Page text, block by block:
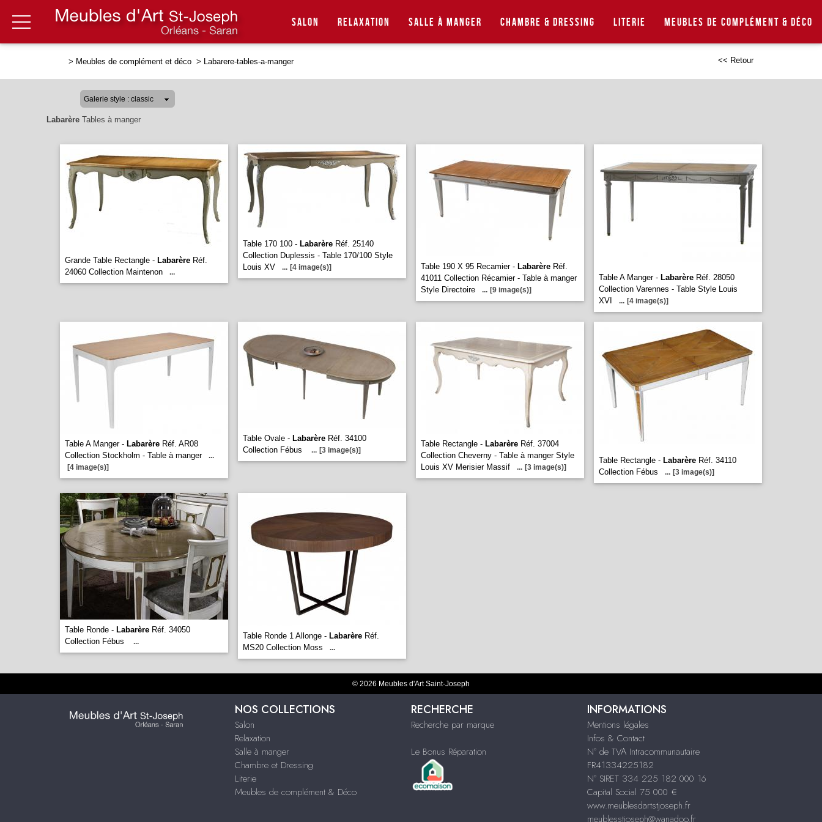
Salon Relaxation Salle à manger Chambre & Dressing Literie Meubles de complément & déco
> Meubles de complément et déco > Labarere-tables-a-manger << Retour
Labarère Tables à manger
Grande Table Rectangle - Labarère Réf.
24060 Collection Maintenon
...
Table 170 100 - Labarère Réf. 25140
Collection Duplessis - Table 170/100 Style
Louis XV
... [4 image(s)] Table 190 X 95 Recamier - Labarère Réf.
41011 Collection Récamier - Table à manger
Style Directoire
... [9 image(s)]
Table A Manger - Labarère Réf. 28050
Collection Varennes - Table Style Louis
XVI
... [4 image(s)]
Table A Manger - Labarère Réf. AR08
Collection Stockholm - Table à manger
...
[4 image(s)]
Table Ovale - Labarère Réf. 34100
Collection Fébus
... [3 image(s)]
Table Rectangle - Labarère Réf. 37004
Collection Cheverny - Table à manger Style
Louis XV Merisier Massif
... [3 image(s)]
Table Rectangle - Labarère Réf. 34110
Collection Fébus
... [3 image(s)]
Table Ronde - Labarère Réf. 34050
Collection Fébus
...
Table Ronde 1 Allonge - Labarère Réf.
MS20 Collection Moss
...
© 2026 Meubles d'Art Saint-Joseph
NOS COLLECTIONS
Salon
Relaxation
Salle à manger
Chambre et Dressing
Literie
Meubles de complément & Déco
RECHERCHE
Recherche par marque
Le Bonus Réparation
INFORMATIONS
Mentions légales
Infos & Contact
N° de TVA Intracommunautaire
FR41334225182
N° SIRET 334 225 182 000 16
Capital Social 75 000 €
www.meublesdartstjoseph.fr
meublesstjoseph@wanadoo.fr